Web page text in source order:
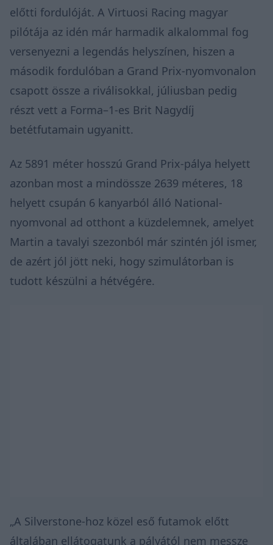
előtti fordulóját. A Virtuosi Racing magyar
pilótája az idén már harmadik alkalommal fog
versenyezni a legendás helyszínen, hiszen a
második fordulóban a Grand Prix-nyomvonalon
csapott össze a riválisokkal, júliusban pedig
részt vett a Forma–1-es Brit Nagydíj
betétfutamain ugyanitt.
Az 5891 méter hosszú Grand Prix-pálya helyett
azonban most a mindössze 2639 méteres, 18
helyett csupán 6 kanyarból álló National-
nyomvonal ad otthont a küzdelemnek, amelyet
Martin a tavalyi szezonból már szintén jól ismer,
de azért jól jött neki, hogy szimulátorban is
tudott készülni a hétvégére.
„A Silverstone-hoz közel eső futamok előtt
általában ellátogatunk a pályától nem messze